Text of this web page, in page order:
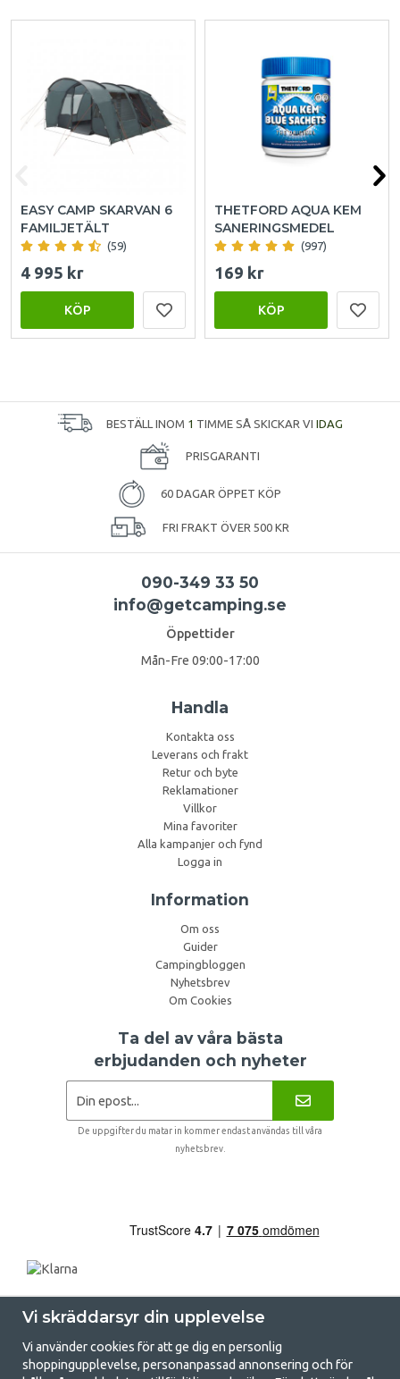
EASY CAMP SKARVAN 6
FAMILJETÄLT
(59)
4 995 kr
KÖP
THETFORD AQUA KEM
SANERINGSMEDEL
(997)
169 kr
KÖP
BESTÄLL INOM 1 TIMME SÅ SKICKAR VI IDAG
PRISGARANTI
60 DAGAR ÖPPET KÖP
FRI FRAKT ÖVER 500 KR
090-349 33 50
info@getcamping.se
Öppettider
Mån-Fre 09:00-17:00
Handla
Kontakta oss
Leverans och frakt
Retur och byte
Reklamationer
Villkor
Mina favoriter
Alla kampanjer och fynd
Logga in
Information
Om oss
Guider
Campingbloggen
Nyhetsbrev
Om Cookies
Ta del av våra bästa
erbjudanden och nyheter
De uppgifter du matar in kommer endast användas till våra
nyhetsbrev.
Vi skräddarsyr din upplevelse
Vi använder cookies för att ge dig en personlig
shoppingupplevelse, personanpassad annonsering och för